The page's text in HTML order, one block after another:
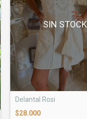
SIN STOCK
Delantal Rosi
$28.000